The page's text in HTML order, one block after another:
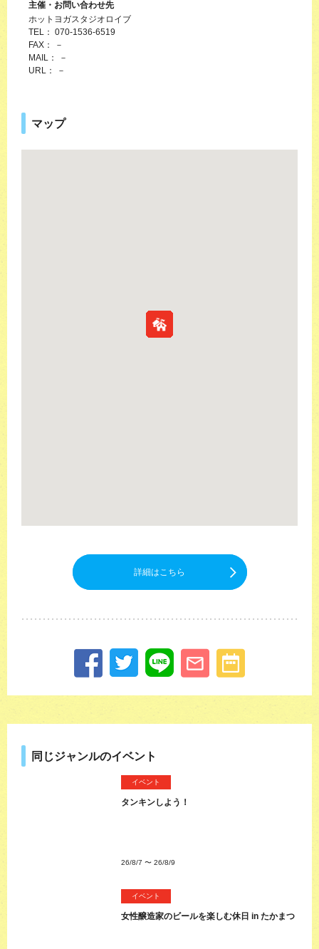
主催・お問い合わせ先
ホットヨガスタジオロイブ
TEL： 070-1536-6519
FAX： －
MAIL： －
URL： －
マップ
詳細はこちら
同じジャンルのイベント
イベント
タンキンしよう！
26/8/7 〜 26/8/9
イベント
女性醸造家のビールを楽しむ休日 in たかまつ